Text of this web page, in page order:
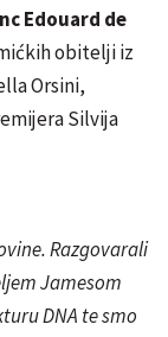
Edouard de
obitelji iz
Orsini,
Silvija
Razgovarali
Jamesom
DNA te smo